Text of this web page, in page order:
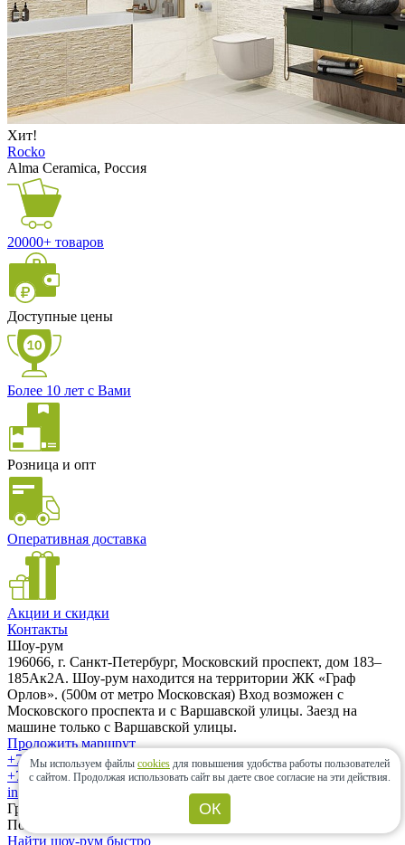
Хит!
Rocko
Alma Ceramica, Россия
20000+ товаров
Доступные цены
Более 10 лет с Вами
Розница и опт
Оперативная доставка
Акции и скидки
Контакты
Шоу-рум
196066, г. Санкт-Петербург, Московский проспект, дом 183–
185Ак2А. Шоу-рум находится на территории ЖК «Граф
Орлов». (500м от метро Московская) Вход возможен с
Московского проспекта и с Варшавской улицы. Заезд на
машине только с Варшавской улицы.
Проложить маршрут
+7 (962) 343-21-12
+7 (812) 985-58-85
info@ceramic-center.ru
График работы шоу-рума
Понедельник — Воскресенье: с 10.00 до 20.00
Найти шоу-рум быстро
Мы используем файлы cookies для повышения удобства работы пользователей
с сайтом. Продолжая использовать сайт вы даете свое согласие на эти действия.
ОК